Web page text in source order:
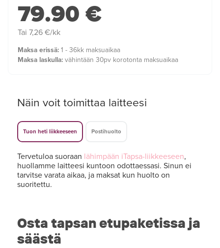
79.90 €
Tai 7,26 €/kk
Maksa erissä: 1 - 36kk maksuaikaa
Maksa laskulla: vähintään 30pv korotonta maksuaikaa
Näin voit toimittaa laitteesi
Tuon heti liikkeeseen Postihuolto
Tervetuloa suoraan lähimpään iTapsa-liikkeeseen,
huollamme laitteesi kuntoon odottaessasi. Sinun ei
tarvitse varata aikaa, ja maksat kun huolto on
suoritettu.
Osta tapsan etupaketissa ja
säästä